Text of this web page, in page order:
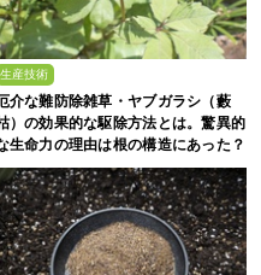
生産技術
介な難防除雑草・ヤブガラシ（藪
）の効果的な駆除方法とは。驚異的
生命力の理由は根の構造にあった？